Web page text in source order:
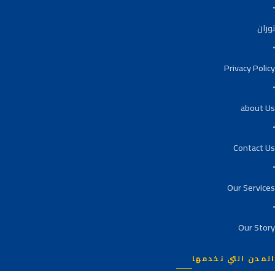
نوران
Privacy Policy
about Us
Contact Us
Our Services
Our Story
المدن التي نخدمها